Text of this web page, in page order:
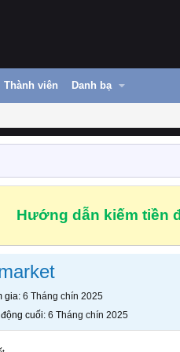
Thành viên Danh bạ
Hướng dẫn kiếm tiền
gia 6 Tháng chín 2025
cuối 6 Tháng chín 2025